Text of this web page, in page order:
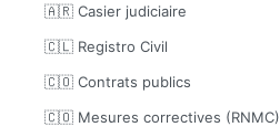
🇦🇷 Casier judiciaire
🇨🇱 Registro Civil
🇨🇴 Contrats publics
🇨🇴 Mesures correctives (RNMC)